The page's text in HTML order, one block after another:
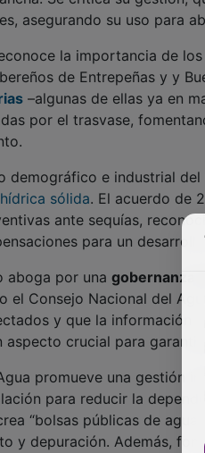
asegurando su uso para
la importancia de los
de Entrepeñas y y
–algunas de ellas ya en
por el trasvase,
demográfico e industrial del
sólida. El acuerdo de
ante sequías,
para un
aboga por una gobernanza
el Consejo Nacional del
y que la información
aspecto crucial para
promueve una gestión
para reducir la
“bolsas públicas de
y depuración. Además,